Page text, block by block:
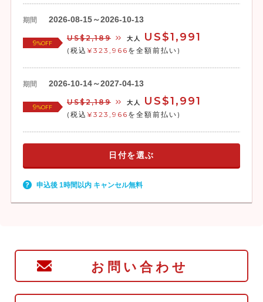
期間 2026-08-15～2026-10-13
9%OFF
US$2,189 大人 US$1,991
(税込 ¥323,966 を全額前払い)
期間 2026-10-14～2027-04-13
9%OFF
US$2,189 大人 US$1,991
(税込 ¥323,966 を全額前払い)
日付を選ぶ
申込後 1時間以内 キャンセル無料
お問い合わせ